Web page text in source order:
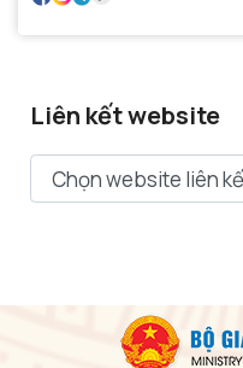
Liên kết website